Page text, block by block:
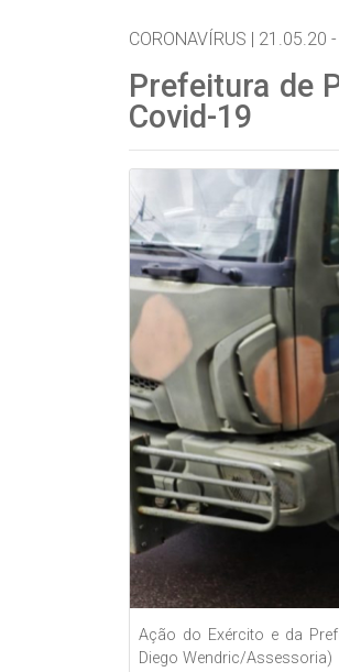
CORONAVÍRUS | 21.05.20
Prefeitura de
Covid-19
Ação do Exército e da
Diego Wendric/Assessoria)